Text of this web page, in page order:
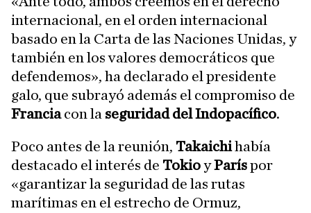
internacional, en el orden internacional
basado en la Carta de las Naciones Unidas, y
también en los valores democráticos que
defendemos», ha declarado el presidente
galo, que subrayó además el compromiso de
Franciacon la seguridad del Indopacífico.
Poco antes de la reunión, Takaichihabía
destacado el interés de TokioyParíspor
«garantizar la seguridad de las rutas
marítimas en el estrecho de Ormuz,